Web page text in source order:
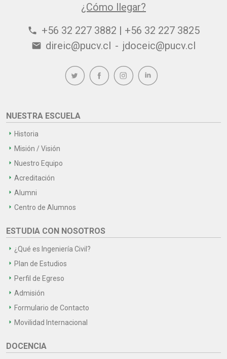
¿Cómo llegar?
phone +56 32 227 3882 | +56 32 227 3825
email direic@pucv.cl - jdoceic@pucv.cl
NUESTRA ESCUELA
Historia
Misión / Visión
Nuestro Equipo
Acreditación
Alumni
Centro de Alumnos
ESTUDIA CON NOSOTROS
¿Qué es Ingeniería Civil?
Plan de Estudios
Perfil de Egreso
Admisión
Formulario de Contacto
Movilidad Internacional
DOCENCIA